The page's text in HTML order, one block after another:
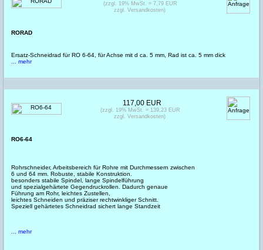
RORAD
Ersatz-Schneidrad für RO 6-64, für Achse mit d ca. 5 mm, Rad ist ca. 5 mm dick
... mehr
(zzgl. 19% MwSt. = 7,79 EUR
zzgl. Versandkosten)
RO6-64
Rohrschneider, Arbeitsbereich für Rohre mit Durchmessern zwischen
6 und 64 mm. Robuste, stabile Konstruktion.
besonders stabile Spindel, lange Spindelführung
und spezialgehärtete Gegendruckrollen. Dadurch genaue
Führung am Rohr, leichtes Zustellen,
leichtes Schneiden und präziser rechtwinkliger Schnitt.
Speziell gehärtetes Schneidrad sichert lange Standzeit
... mehr
117,00 EUR
(zzgl. 19% MwSt. = 139,23 EUR
zzgl. Versandkosten)